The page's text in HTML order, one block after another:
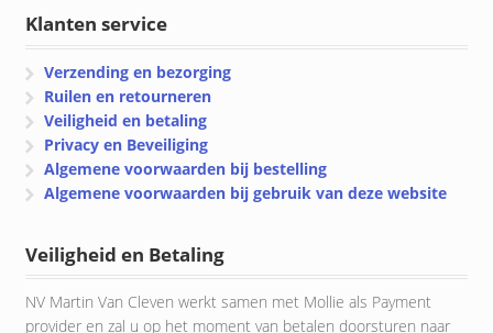
Klanten service
Verzending en bezorging
Ruilen en retourneren
Veiligheid en betaling
Privacy en Beveiliging
Algemene voorwaarden bij bestelling
Algemene voorwaarden bij gebruik van deze website
Veiligheid en Betaling
NV Martin Van Cleven werkt samen met Mollie als Payment
provider en zal u op het moment van betalen doorsturen naar